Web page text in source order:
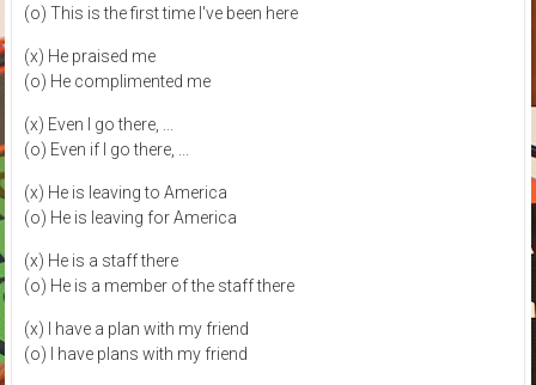
(o) This is the first time I've been here
(x) He praised me
(o) He complimented me
(x) Even I go there, ...
(o) Even if I go there, ...
(x) He is leaving to America
(o) He is leaving for America
(x) He is a staff there
(o) He is a member of the staff there
(x) I have a plan with my friend
(o) I have plans with my friend